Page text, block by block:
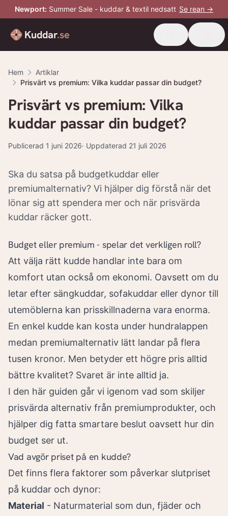
Newport: Summer Sale - kuddar & textil nedsatt Se rean →
Kuddar.se
Hem
Artiklar
Prisvärt vs premium: Vilka kuddar passar din budget?
Prisvärt vs premium: Vilka
kuddar passar din budget?
Publicerad 1 juni 2026· Uppdaterad 21 juli 2026
Ska du satsa på budgetkuddar eller
premiumalternativ? Vi hjälper dig förstå när det
lönar sig att spendera mer och när prisvärda
kuddar räcker gott.
Budget eller premium - spelar det verkligen roll?
Att välja rätt kudde handlar inte bara om
komfort utan också om ekonomi. Oavsett om du
letar efter sängkuddar, sofakuddar eller dynor till
utemöblerna kan prisskillnaderna vara enorma.
En enkel kudde kan kosta under hundralappen
medan premiumalternativ lätt landar på flera
tusen kronor. Men betyder ett högre pris alltid
bättre kvalitet? Svaret är inte alltid ja.
I den här guiden går vi igenom vad som skiljer
prisvärda alternativ från premiumprodukter, och
hjälper dig fatta smartare beslut oavsett hur din
budget ser ut.
Vad avgör priset på en kudde?
Det finns flera faktorer som påverkar slutpriset
på kuddar och dynor:
Material - Naturmaterial som dun, fjäder och